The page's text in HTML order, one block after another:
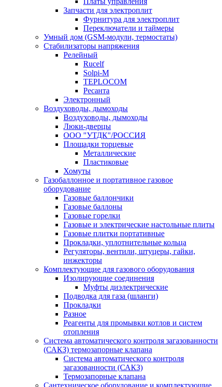
Запчасти для электроплит
Фурнитура для электроплит
Переключатели и таймеры
Умный дом (GSM-модули, термостаты)
Cтабилизаторы напряжения
Релейный
Rucelf
Solpi-M
TEPLOCOM
Ресанта
Электронный
Воздуховоды, дымоходы
Воздуховоды, дымоходы
Люки-дверцы
ООО "УТДК"/РОССИЯ
Площадки торцевые
Металлические
Пластиковые
Хомуты
Газобаллонное и портативное газовое
оборудование
Газовые баллончики
Газовые баллоны
Газовые горелки
Газовые и электрические настольные плиты
Газовые плитки портативные
Прокладки, уплотнительные кольца
Регуляторы, вентили, штуцеры, гайки,
инжекторы
Комплектующие для газового оборудования
Изолирующие соединения
Муфты диэлектрические
Подводка для газа (шланги)
Прокладки
Разное
Реагенты для промывки котлов и систем
отопления
Система автоматического контроля загазованности
(САКЗ) термозапорные клапана
Система автоматического контроля
загазованности (САКЗ)
Термозапорные клапана
Сантехническое оборудование и комплектующие